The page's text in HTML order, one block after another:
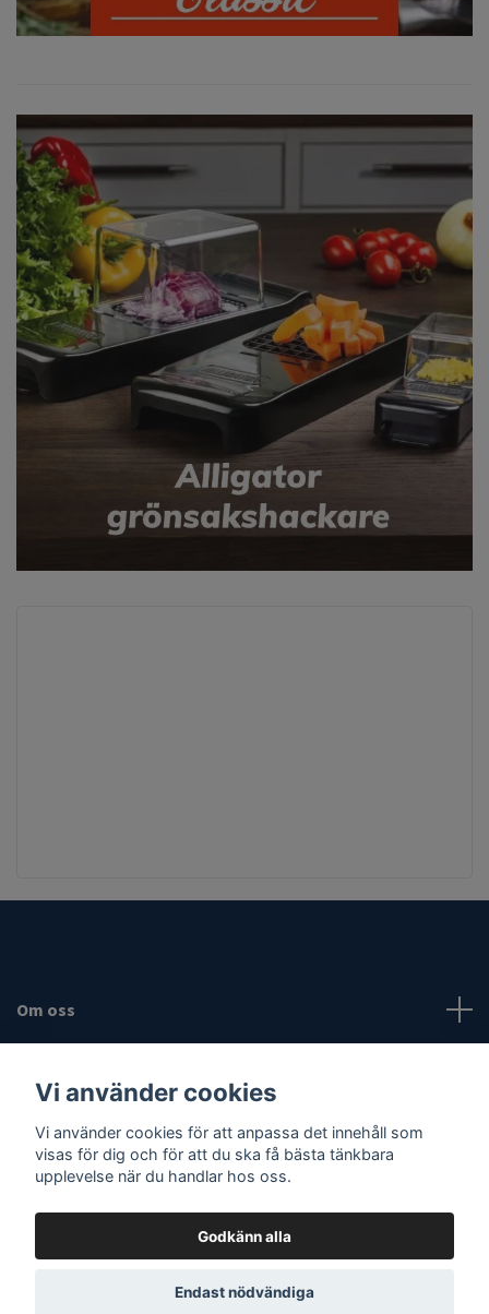
Om oss
Sociala medier
© 2026 Vassaknivar
Vi använder cookies
Vi använder cookies för att anpassa det innehåll som
visas för dig och för att du ska få bästa tänkbara
upplevelse när du handlar hos oss.
Godkänn alla
Endast nödvändiga